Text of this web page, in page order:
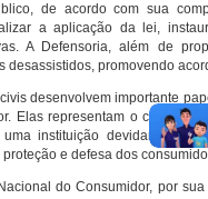
de acordo com sua
a aplicação da lei,
A Defensoria, além de
desassistidos, promovendo
desenvolvem importante
Elas representam o conjunto
instituição devidamente
e defesa dos
do Consumidor, por